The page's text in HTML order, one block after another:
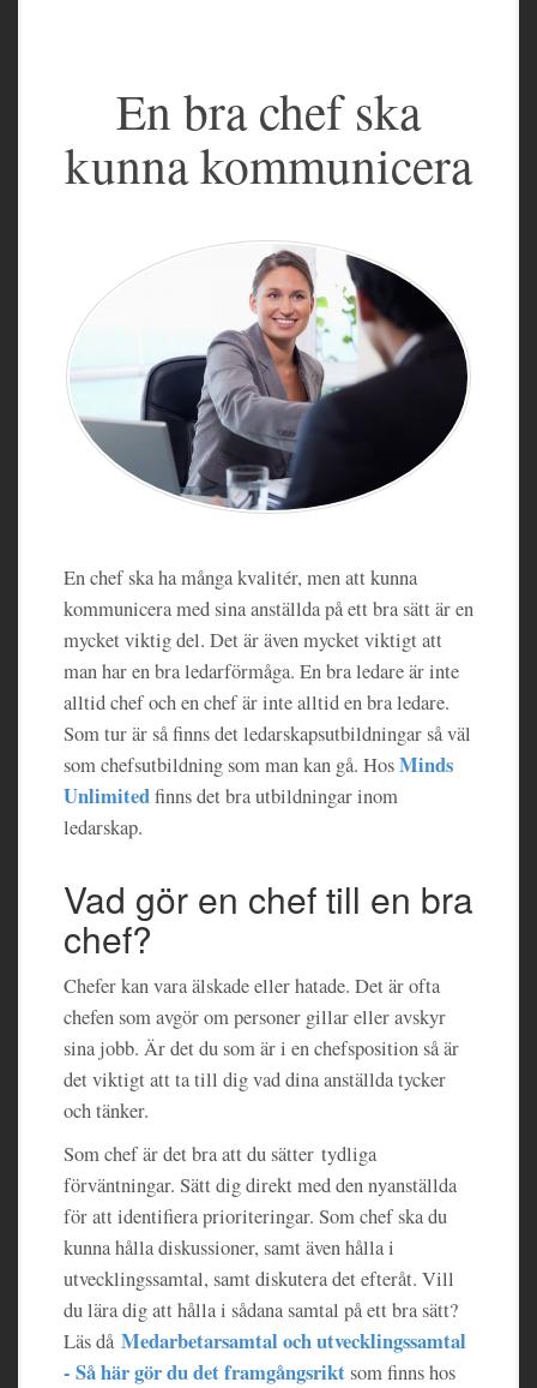
En bra chef ska
kunna kommunicera
En chef ska ha många kvalitér, men att kunna
kommunicera med sina anställda på ett bra sätt är en
mycket viktig del. Det är även mycket viktigt att
man har en bra ledarförmåga. En bra ledare är inte
alltid chef och en chef är inte alltid en bra ledare.
Som tur är så finns det ledarskapsutbildningar så väl
som chefsutbildning som man kan gå. HosMinds
Unlimitedfinns det bra utbildningar inom
ledarskap.
Vad gör en chef till en bra
chef?
Chefer kan vara älskade eller hatade. Det är ofta
chefen som avgör om personer gillar eller avskyr
sina jobb. Är det du som är i en chefsposition så är
det viktigt att ta till dig vad dina anställda tycker
och tänker.
Som chef är det bra att du sätter tydliga
förväntningar. Sätt dig direkt med den nyanställda
för att identifiera prioriteringar. Som chef ska du
kunna hålla diskussioner, samt även hålla i
utvecklingssamtal, samt diskutera det efteråt. Vill
du lära dig att hålla i sådana samtal på ett bra sätt?
Läs då Medarbetarsamtal och utvecklingssamtal
- Så här gör du det framgångsriktsom finns hos